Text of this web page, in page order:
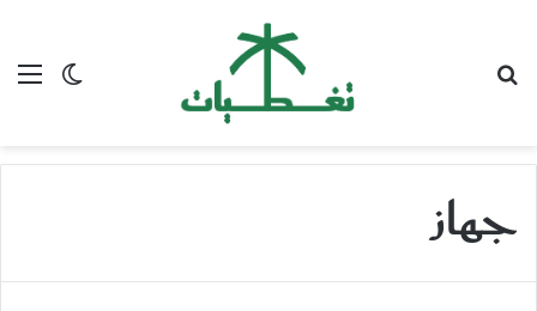
الوضع
جهاز